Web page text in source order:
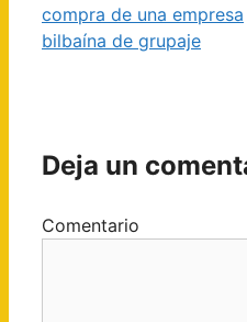
compra de una empresa
bilbaína de grupaje
Deja un
Comentario